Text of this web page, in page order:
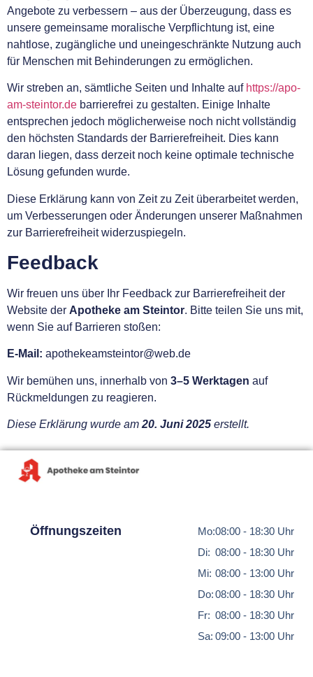
Angebote zu verbessern – aus der Überzeugung, dass es
unsere gemeinsame moralische Verpflichtung ist, eine
nahtlose, zugängliche und uneingeschränkte Nutzung auch
für Menschen mit Behinderungen zu ermöglichen.
Wir streben an, sämtliche Seiten und Inhalte auf https://apo-
am-steintor.de barrierefrei zu gestalten. Einige Inhalte
entsprechen jedoch möglicherweise noch nicht vollständig
den höchsten Standards der Barrierefreiheit. Dies kann
daran liegen, dass derzeit noch keine optimale technische
Lösung gefunden wurde.
Diese Erklärung kann von Zeit zu Zeit überarbeitet werden,
um Verbesserungen oder Änderungen unserer Maßnahmen
zur Barrierefreiheit widerzuspiegeln.
Feedback
Wir freuen uns über Ihr Feedback zur Barrierefreiheit der
Website der Apotheke am Steintor. Bitte teilen Sie uns mit,
wenn Sie auf Barrieren stoßen:
E-Mail: apothekeamsteintor@web.de
Wir bemühen uns, innerhalb von 3–5 Werktagen auf
Rückmeldungen zu reagieren.
Diese Erklärung wurde am 20. Juni 2025 erstellt.
Öffnungszeiten
Mo:
Di:
Mi:
Do:
Fr:
Sa:
08:00 - 18:30 Uhr
08:00 - 18:30 Uhr
08:00 - 13:00 Uhr
08:00 - 18:30 Uhr
08:00 - 18:30 Uhr
09:00 - 13:00 Uhr